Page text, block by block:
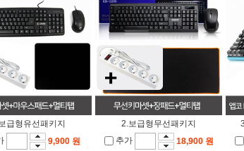
급형유선패키지
9,900 원
2.보급형무선패키지
추가
18,900 원